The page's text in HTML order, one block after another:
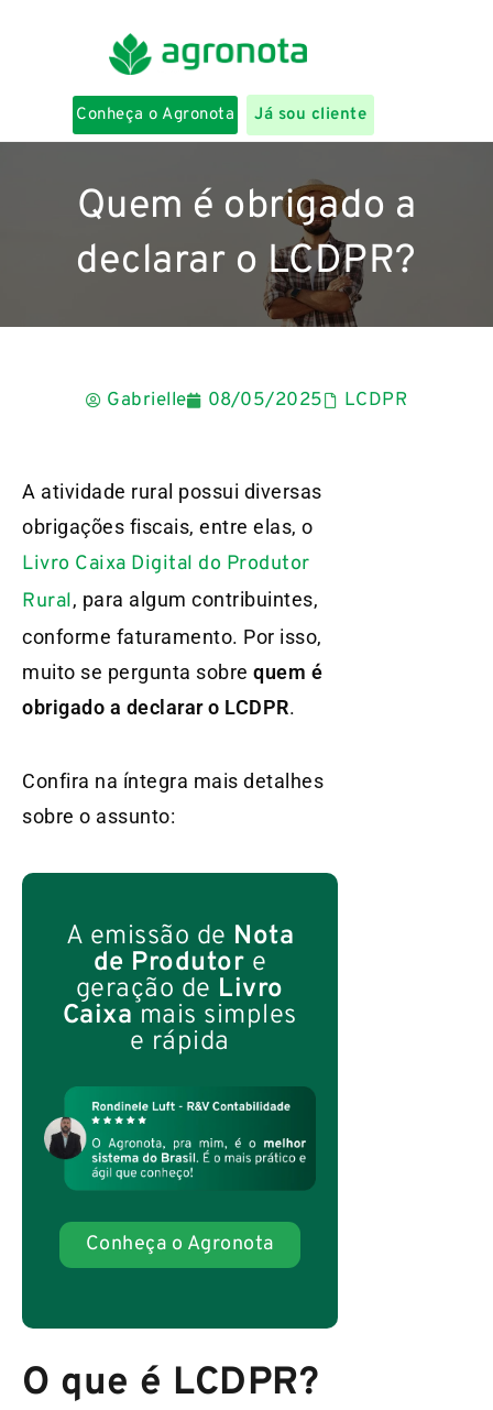
Conheça o Agronota Já sou cliente
Quem é obrigado a
declarar o LCDPR?
Gabrielle 08/05/2025 LCDPR
A atividade rural possui diversas
obrigações fiscais, entre elas, o
Livro Caixa Digital do Produtor
Rural, para algum contribuintes,
conforme faturamento. Por isso,
muito se pergunta sobre quem é
obrigado a declarar o LCDPR.
Confira na íntegra mais detalhes
sobre o assunto:
A emissão de Nota
de Produtor e
geração de Livro
Caixa mais simples
e rápida
Conheça o Agronota
O que é LCDPR?